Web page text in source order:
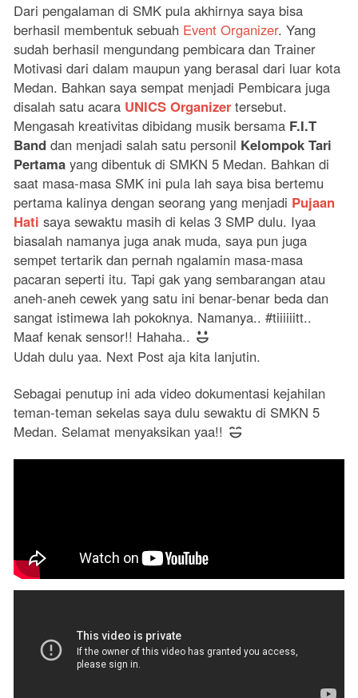
Dari pengalaman di SMK pula akhirnya saya bisa
berhasil membentuk sebuah Event Organizer. Yang
sudah berhasil mengundang pembicara dan Trainer
Motivasi dari dalam maupun yang berasal dari luar kota
Medan. Bahkan saya sempat menjadi Pembicara juga
disalah satu acara UNICS Organizertersebut.
Mengasah kreativitas dibidang musik bersama F.I.T
Band dan menjadi salah satu personil Kelompok Tari
Pertama yang dibentuk di SMKN 5 Medan. Bahkan di
saat masa-masa SMK ini pula lah saya bisa bertemu
pertama kalinya dengan seorang yang menjadi Pujaan
Hati saya sewaktu masih di kelas 3 SMP dulu. Iyaa
biasalah namanya juga anak muda, saya pun juga
sempet tertarik dan pernah ngalamin masa-masa
pacaran seperti itu. Tapi gak yang sembarangan atau
aneh-aneh cewek yang satu ini benar-benar beda dan
sangat istimewa lah pokoknya. Namanya.. #tiiiiiitt..
Maaf kenak sensor!! Hahaha..
Udah dulu yaa. Next Post aja kita lanjutin.
Sebagai penutup ini ada video dokumentasi kejahilan
teman-teman sekelas saya dulu sewaktu di SMKN 5
Medan. Selamat menyaksikan yaa!!